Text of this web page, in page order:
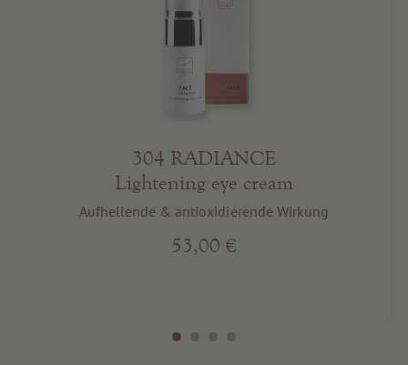
304 RADIANCE
Lightening eye cream
Aufhellende & antioxidierende Wirkung
53,00 €